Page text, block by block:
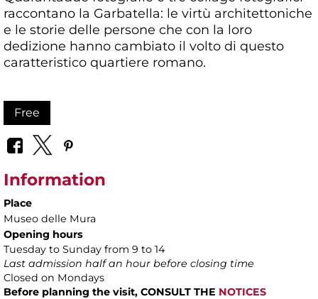
raccontano la Garbatella: le virtù architettoniche
e le storie delle persone che con la loro
dedizione hanno cambiato il volto di questo
caratteristico quartiere romano.
Free
Information
Place
Museo delle Mura
Opening hours
Tuesday to Sunday from 9 to 14
Last admission half an hour before closing time
Closed on Mondays
Before planning the visit, CONSULT THE NOTICES